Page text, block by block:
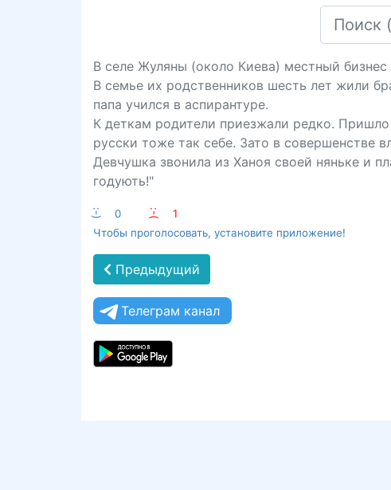
В селе Жуляны (около Киева) местный
В семье их родственников шесть лет жили
папа учился в аспирантуре.
К деткам родители приезжали редко.
русски тоже так себе. Зато в совершенстве
Девчушка звонила из Ханоя своей няньке и
годують!"
:-) 0 :-(
1
Чтобы проголосовать, установите приложение!
Предыдущий
Телеграм канал